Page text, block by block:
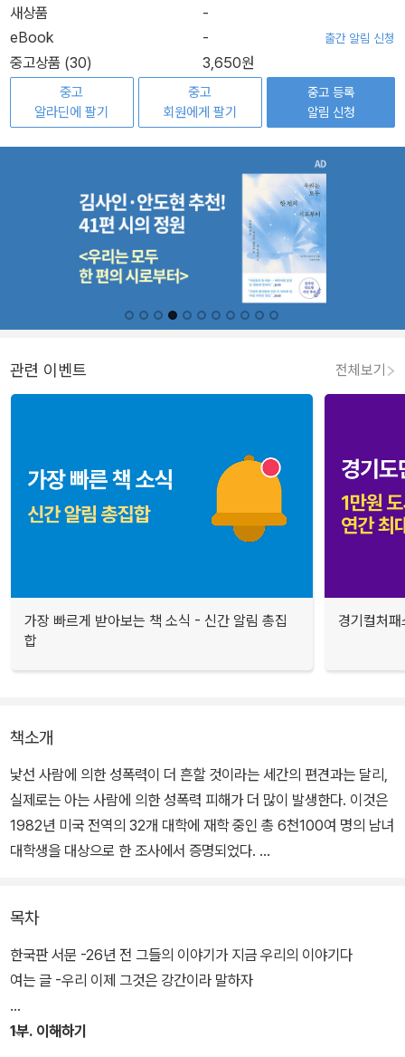
새상품
-
eBook
- 출간 알림 신청
중고상품 (30) 3,650원
중고
알라딘에 팔기
중고
회원에게 팔기
중고 등록
알림 신청
관련 이벤트 전체보기
가장 빠르게 받아보는 책 소식 - 신간 알림 총집
합
경기컬처
책소개
낯선 사람에 의한 성폭력이 더 흔할 것이라는 세간의 편견과는 달리,
실제로는 아는 사람에 의한 성폭력 피해가 더 많이 발생한다. 이것은
1982년 미국 전역의 32개 대학에 재학 중인 총 6천100여 명의 남녀
대학생을 대상으로 한 조사에서 증명되었다.
매거진》이 공동으로 진행했다. ‘아는 사람에 의한 성폭력’에 대한 가
장 큰 규모의 과학적 연구였다. 이렇게 대규모로 진행된 연구 프로젝
트를 통해서 이 책이 세상에 나왔다.
연구조사를 통해서 나온 통계와 자료, 피해자들의 솔직한 인터뷰, 그
목차
한국판 서문 -26년 전 그들의 이야기가 지금 우리의 이야기다
여는 글 -우리 이제 그것은 강간이라 말하자
1부. 이해하기